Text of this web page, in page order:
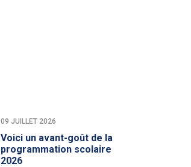
09 JUILLET 2026
Voici un avant-goût de la
programmation scolaire
2026